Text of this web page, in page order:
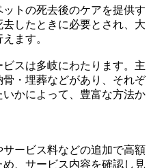
トの死去後のケアを提供す
したときに必要とされ、大
ます。
スは多岐にわたります。主
・埋葬などがあり、それぞ
かによって、豊富な方法か
ービス料などの追加で高額
、サービス内容を確認し見